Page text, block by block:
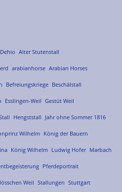
Alter Stutenstall
arabianhorse Arabian Horses
Befreiungskriege Beschälstall
Esslingen-Weil Gestüt Weil
Hengststall Jahr ohne Sommer 1816
Wilhelm König der Bauern
König Wilhelm Ludwig Hofer Marbach
Pferdeportrait
Weil Stallungen Stuttgart